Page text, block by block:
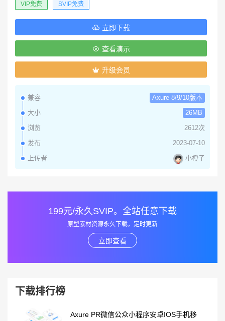
VIP免费 SVIP免费
立即下载
查看演示
升级会员
兼容
Axure 8/9/10版本
大小
26MB
浏览
2612次
发布
2023-07-10
上传者 小橙子
199元/永久SVIP。全站任意下载
原型素材资源永久下载，定时更新
立即查看
下载排行榜
Axure PR微信公众小程序安卓IOS手机移